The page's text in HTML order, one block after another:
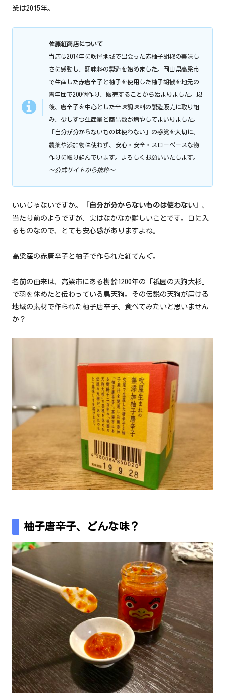
業は2015年。
佐藤紅商店について
当店は2014年に吹屋地域で出会った赤柚子胡椒の美味し
さに感動し、調味料の製造を始めました。岡山県高梁市
で生産した赤唐辛子と柚子を使用した柚子胡椒を地元の
青年団で200個作り、販売することから始まりました。以
後、唐辛子を中心とした辛味調味料の製造販売に取り組
み、少しずつ生産量と商品数が増やしてまいりました。
「自分が分からないものは使わない」の感覚を大切に、
農薬や添加物は使わず、安心・安全・スローペースな物
作りに取り組んでいます。よろしくお願いいたします。
～公式サイトから抜粋～
いいじゃないですか。 「自分が分からないものは使わない」 、
当たり前のようですが、実はなかなか難しいことです。口に入
るものなので、とても安心感がありますよね。
高梁産の赤唐辛子と柚子で作られた紅てんぐ。
名前の由来は、高梁市にある樹齢1200年の「祇園の天狗大杉」
で羽を休めたと伝わっている鳥天狗。その伝説の天狗が届ける
地域の素材で作られた柚子唐辛子、食べてみたいと思いません
か？
柚子唐辛子、どんな味？